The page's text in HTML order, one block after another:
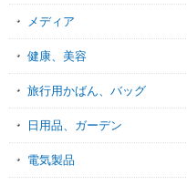
メディア
健康、美容
旅行用かばん、バッグ
日用品、ガーデン
電気製品